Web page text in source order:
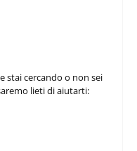
stai cercando o non sei
lieti di aiutarti: